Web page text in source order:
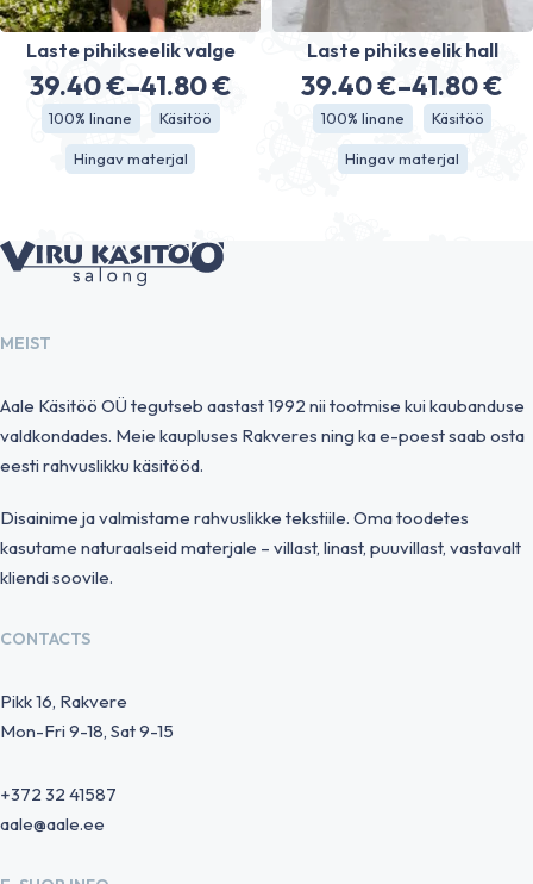
Laste pihikseelik valge
39.40€–41.80€
Price
range:
39.40 €
41.80 €
100% linane Käsitöö
Hingav materjal
Laste pihikseelik hall
39.40€–41.80€
Price
range:
39.40 €
100% linane Käsitöö
Hingav materjal
MEIST
Aale Käsitöö OÜ tegutseb aastast 1992 nii tootmise kui kaubanduse
valdkondades. Meie kaupluses Rakveres ning ka e-poest saab osta
eesti rahvuslikku käsitööd.
Disainime ja valmistame rahvuslikke tekstiile. Oma toodetes
kasutame naturaalseid materjale – villast, linast, puuvillast, vastavalt
kliendi soovile.
CONTACTS
Pikk 16, Rakvere
Mon-Fri 9-18, Sat 9-15
+372 32 41587
aale@aale.ee